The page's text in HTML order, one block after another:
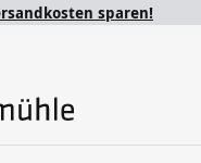
sparen!